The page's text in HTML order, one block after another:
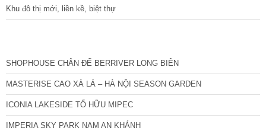
Khu đô thị mới, liền kề, biệt thự
SHOPHOUSE CHÂN ĐẾ BERRIVER LONG BIÊN
MASTERISE CAO XÀ LÁ – HÀ NỘI SEASON GARDEN
ICONIA LAKESIDE TỐ HỮU MIPEC
IMPERIA SKY PARK NAM AN KHÁNH